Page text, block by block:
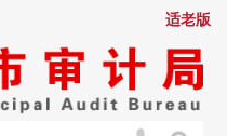
适老版